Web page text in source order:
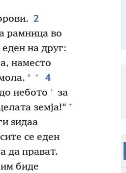
2
рамница во
на друг:
наместо
* + 4
небото + за
земја!“ +
ѕидаа
се еден
да прават.
биде